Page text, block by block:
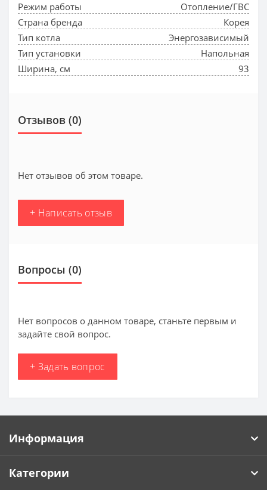
Режим работы
Отопление/ГВС
Страна бренда
Корея
Тип котла
Энергозависимый
Тип установки
Напольная
Ширина, см
93
Отзывов (0)
Нет отзывов об этом товаре.
+ Написать отзыв
Вопросы (0)
Нет вопросов о данном товаре, станьте первым и
задайте свой вопрос.
+ Задать вопрос
Информация
Категории